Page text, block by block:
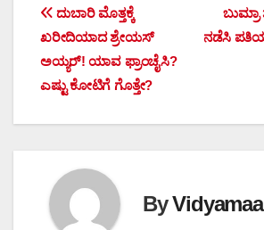
Post
navigation
ನಡೆಸಿ
ದುಬಾರಿ ಮೊತ್ತಕ್ಕೆ
ಖರೀದಿಯಾದ ಶ್ರೇಯಸ್
ಅಯ್ಯರ್! ಯಾವ ಫ್ರಾಂಚೈಸಿ?
ಎಷ್ಟು ಕೋಟಿಗೆ ಗೊತ್ತೇ?
By